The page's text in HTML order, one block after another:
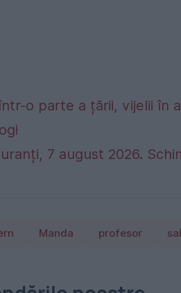
o parte a țării, vijelii în
7 august 2026.
Manda profesor